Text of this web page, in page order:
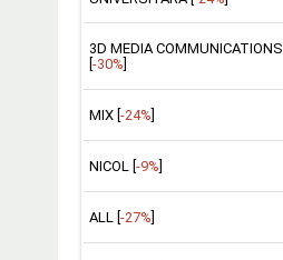
3D MEDIA COMMUNICATIONS
-30%
MIX [ -24%
NICOL [ -9%
ALL [ -27%